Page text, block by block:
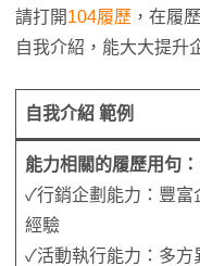
請打開104履歷 ，在履
自我介紹，能大大提升
自我介紹 範例
能力相關的履歷用句：
✓行銷企劃能力：豐富
經驗
✓活動執行能力：多方